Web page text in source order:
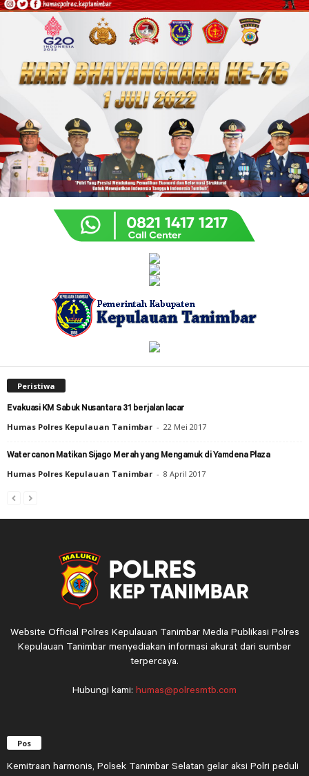
Peristiwa
Evakuasi KM Sabuk Nusantara 31 berjalan lacar
Humas Polres Kepulauan Tanimbar - 22 Mei 2017
Watercanon Matikan Sijago Merah yang Mengamuk di Yamdena Plaza
Humas Polres Kepulauan Tanimbar - 8 April 2017
Website Official Polres Kepulauan Tanimbar Media Publikasi Polres
Kepulauan Tanimbar menyediakan informasi akurat dari sumber
terpercaya.
Hubungi kami: humas@polresmtb.com
Pos
Kemitraan harmonis, Polsek Tanimbar Selatan gelar aksi Polri peduli